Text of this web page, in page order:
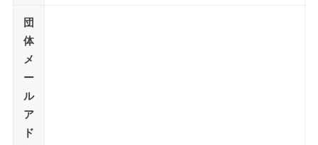
団
体
メ
ー
ル
ア
ド